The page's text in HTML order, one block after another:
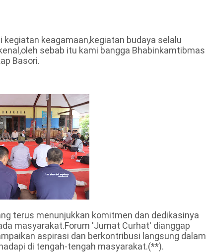
keagamaan,kegiatan budaya selalu
sebab itu kami bangga Bhabinkamtibmas
Basori.
terus menunjukkan komitmen dan dedikasinya
masyarakat.Forum 'Jumat Curhat' dianggap
aspirasi dan berkontribusi langsung dalam
di tengah-tengah masyarakat.(**).